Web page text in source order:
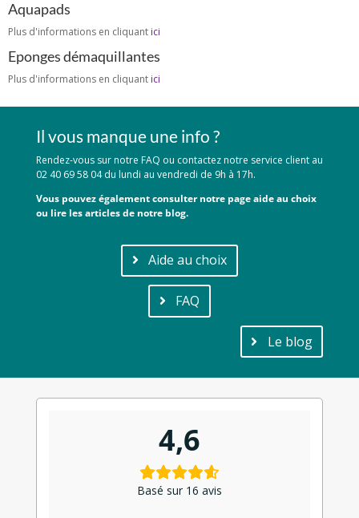
Aquapads
Plus d'informations en cliquant ici
Eponges démaquillantes
Plus d'informations en cliquant ici
Il vous manque une info ?
Rendez-vous sur notre FAQ ou contactez notre service client au
02 40 69 58 04 du lundi au vendredi de 9h à 17h.
Vous pouvez également consulter notre page aide au choix
ou lire les articles de notre blog.
Aide au choix
FAQ
Le blog
4,6
Basé sur 16 avis